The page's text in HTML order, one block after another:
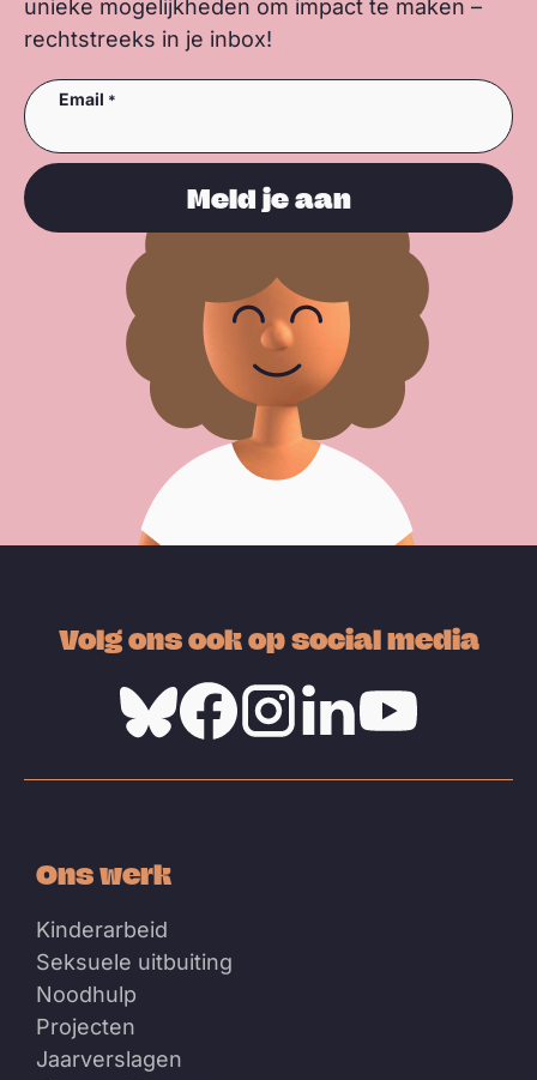
unieke mogelijkheden om impact te maken –
rechtstreeks in je inbox!
Email
Meld je aan
Volg ons ook op social media
Ons werk
Kinderarbeid
Seksuele uitbuiting
Noodhulp
Projecten
Jaarverslagen